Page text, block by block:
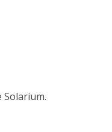
Solarium.